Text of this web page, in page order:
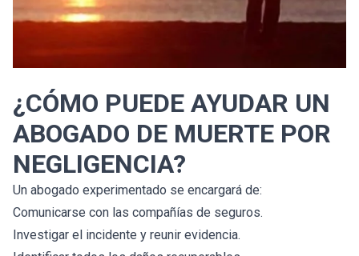
¿CÓMO PUEDE AYUDAR UN
ABOGADO DE MUERTE POR
NEGLIGENCIA?
Un abogado experimentado se encargará de:
Comunicarse con las compañías de seguros.
Investigar el incidente y reunir evidencia.